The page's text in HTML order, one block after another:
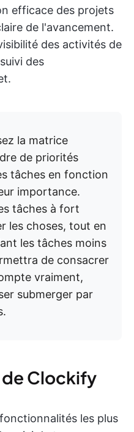
efficace des projets
de l'avancement.
des activités de
des
la matrice
de priorités
tâches en fonction
importance.
tâches à fort
les choses, tout en
les tâches moins
de consacrer
vraiment,
submerger par
Clockify
les plus